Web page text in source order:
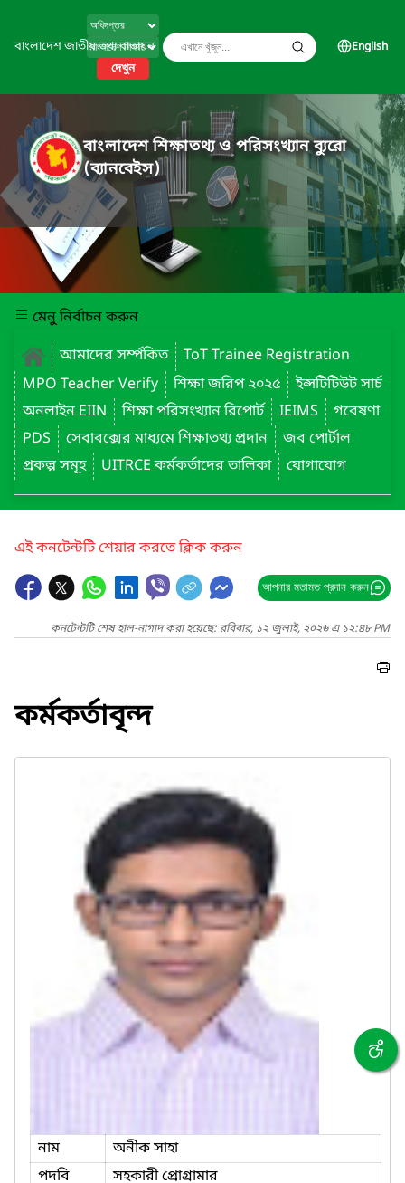
বাংলাদেশ জাতীয় তথ্য বাতায়ন
দেখুন
English
বাংলাদেশ শিক্ষাতথ্য ও পরিসংখ্যান ব্যুরো
(ব্যানবেইস)
মেনু নির্বাচন করুন
আমাদের সর্ম্পকিত
ToT Trainee Registration
MPO Teacher Verify
শিক্ষা জরিপ ২০২৫
ইন্সটিটিউট সার্চ
অনলাইন EIIN
শিক্ষা পরিসংখ্যান রিপোর্ট IEIMS
গবেষণা
PDS
সেবাবক্সের মাধ্যমে শিক্ষাতথ্য প্রদান
জব পোর্টাল
প্রকল্প সমূহ
UITRCE কর্মকর্তাদের তালিকা যোগাযোগ
এই কনটেন্টটি শেয়ার করতে ক্লিক করুন
আপনার মতামত প্রদান করুন
কনটেন্টটি শেষ হাল-নাগাদ করা হয়েছে: রবিবার, ১২ জুলাই, ২০২৬ এ ১২:৪৮ PM
কর্মকর্তাবৃন্দ
নাম
অনীক সাহা
পদবি
সহকারী প্রোগ্রামার